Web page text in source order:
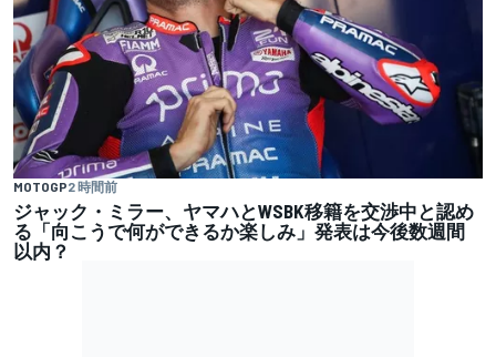
MOTOGP2 時間前
ジャック・ミラー、ヤマハとWSBK移籍を交渉中と認め
る「向こうで何ができるか楽しみ」発表は今後数週間
以内？